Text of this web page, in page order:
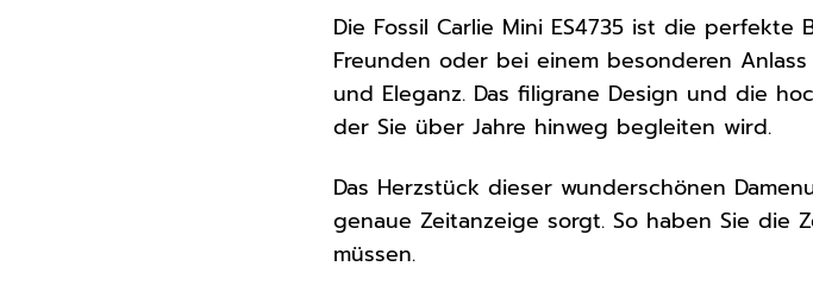
Die Fossil Carlie Mini ES4735 ist die
Freunden oder bei einem besonderen
und Eleganz. Das filigrane Design und die
der Sie über Jahre hinweg begleiten wird.
Das Herzstück dieser wunderschönen
genaue Zeitanzeige sorgt. So haben Sie die
müssen.